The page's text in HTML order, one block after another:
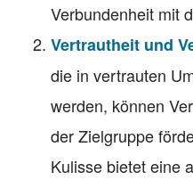
Verbundenheit mit
Vertrautheit und
die in vertrauten
werden, können
der Zielgruppe
Kulisse bietet eine